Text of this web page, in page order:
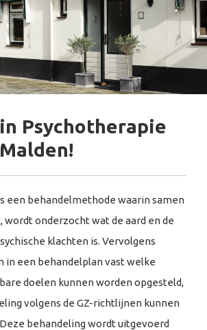
Psychotherapie
een behandelmethode waarin samen
wordt onderzocht wat de aard en de
klachten is. Vervolgens
in een behandelplan vast welke
doelen kunnen worden opgesteld,
volgens de GZ-richtlijnen kunnen
behandeling wordt uitgevoerd